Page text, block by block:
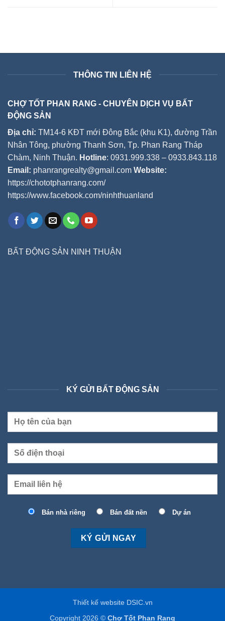
THÔNG TIN LIÊN HỆ
CHỢ TỐT PHAN RANG - CHUYÊN DỊCH VỤ BẤT
ĐỘNG SẢN
Địa chỉ: TM14-6 KĐT mới Đông Bắc (khu K1), đường Trần
Nhân Tông, phường Thanh Sơn, Tp. Phan Rang Tháp
Chàm, Ninh Thuận. Hotline: 0931.999.338 – 0933.843.118
Email: phanrangrealty@gmail.com Website:
https://chototphanrang.com/
https://www.facebook.com/ninhthuanland
BẤT ĐỘNG SẢN NINH THUẬN
KÝ GỬI BẤT ĐỘNG SẢN
Bán nhà riêng Bán đất nền Dự án
Thiết kế website DSIC.vn
Copyright 2026 © Chợ Tốt Phan Rang